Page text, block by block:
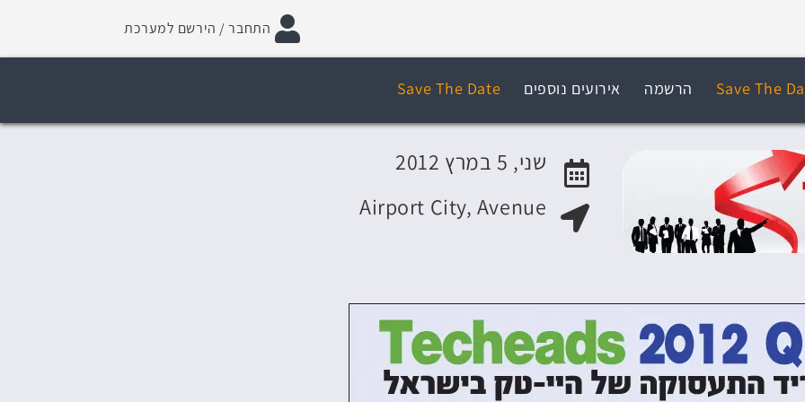
התחבר / הירשם למערכת
Save The הרשמה אירועים נוספים Save The Date
האירוע יתקיים בתאריך
שני, 5 במרץ 2012
Airport City, Avenue